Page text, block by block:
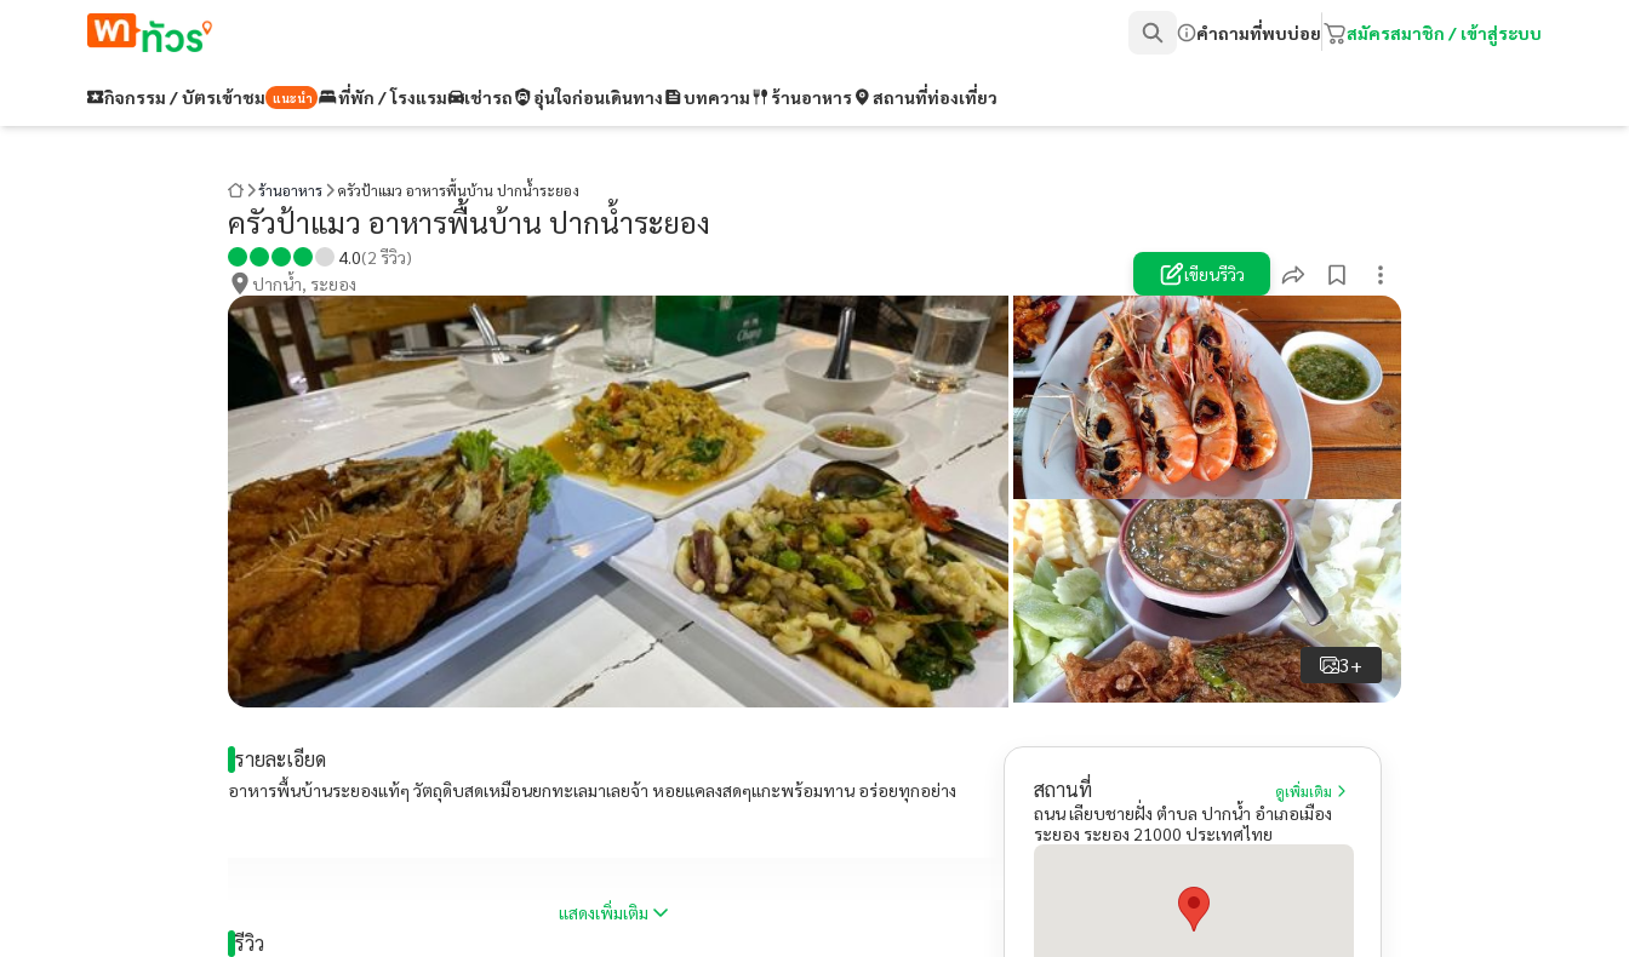
คำถามที่พบบ่อย สมัครสมาชิก / เข้าสู่ระบบ
กิจกรรม / บัตรเข้าชม แนะนำ ที่พัก / โรงแรม เช่ารถ อุ่นใจก่อนเดินทาง บทความ ร้านอาหาร สถานที่ท่องเที่ยว
ร้านอาหาร ครัวป้าแมว อาหารพื้นบ้าน ปากน้ำระยอง
ครัวป้าแมว อาหารพื้นบ้าน ปากน้ำระยอง
4.0(2 รีวิว)
ปากน้ำ, ระยอง
เขียนรีวิว
3+
รายละเอียด
อาหารพื้นบ้านระยองแท้ๆ วัตถุดิบสดเหมือนยกทะเลมาเลยจ้า หอยแคลงสดๆแกะพร้อมทาน อร่อยทุกอย่าง
แสดงเพิ่มเติม
รีวิว
สถานที่ ดูเพิ่มเติม
ถนน เลียบชายฝั่ง ตำบล ปากน้ำ อำเภอเมือง
ระยอง ระยอง 21000 ประเทศไทย